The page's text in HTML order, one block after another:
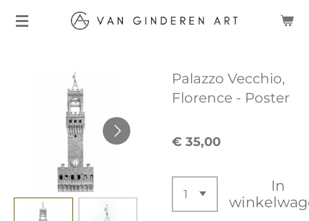
Ga
hoofdinhoud
Palazzo Vecchio,
Florence - Poster
€ 35,00
In